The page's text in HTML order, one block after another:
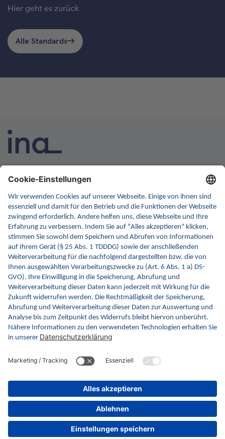
Hier geht es zurück
Alle Standards
INA ist die nationale Wissensplattform für Interoperabilität.
Gesundheitswesen werden. Dafür erweitern wir
kontinuierlich die Inhalte und Funktionen von INA.
Kontakt
Kontaktformular
gematik GmbH
Rosenthaler Str. 30
10178 Berlin
Barrierefreiheitserklärung
Datenschutz